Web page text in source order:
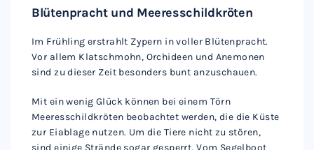
Blütenpracht und Meeresschildkröten
Im Frühling erstrahlt Zypern in voller Blütenpracht.
Vor allem Klatschmohn, Orchideen und Anemonen
sind zu dieser Zeit besonders bunt anzuschauen.
Mit ein wenig Glück können bei einem Törn
Meeresschildkröten beobachtet werden, die die Küste
zur Eiablage nutzen. Um die Tiere nicht zu stören,
sind einige Strände sogar gesperrt. Vom Segelboot